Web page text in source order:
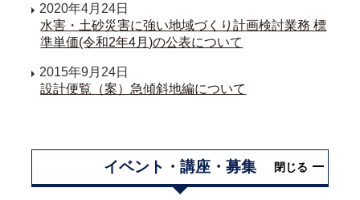
2020年4月24日
水害・土砂災害に強い地域づくり計画検討業務 標
準単価(令和2年4月)の公表について
2015年9月24日
設計便覧（案）急傾斜地編について
イベント・講座・募集 閉じる